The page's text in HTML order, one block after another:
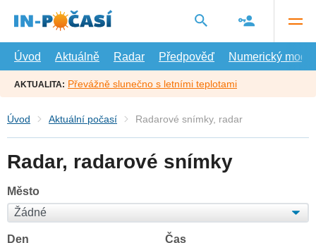
hlavní
Úvod
Aktuálně Radar Předpověď Numerický model
AKTUALITA: Převážně slunečno s letními teplotami
Úvod Aktuální počasí Radarové snímky, radar
Radar, radarové snímky
Město
Den Čas